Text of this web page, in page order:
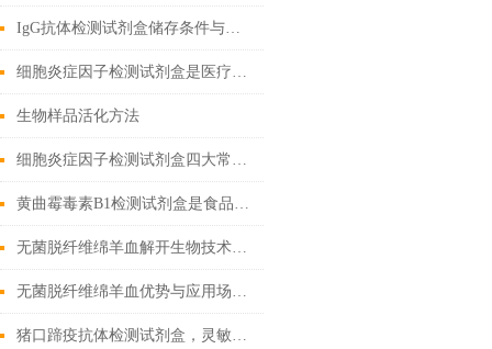
IgG抗体检测试剂盒储存条件与有效期管理
细胞炎症因子检测试剂盒是医疗的微观探索者
生物样品活化方法
细胞炎症因子检测试剂盒四大常见问题解决办法
黄曲霉毒素B1检测试剂盒是食品安全的新工具
无菌脱纤维绵羊血解开生物技术的奇迹
无菌脱纤维绵羊血优势与应用场景汇总
猪口蹄疫抗体检测试剂盒，灵敏度高，检测结果稳定可靠